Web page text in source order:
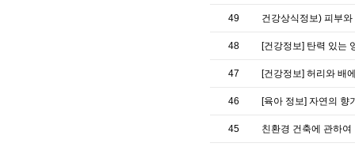
49 건강상식정보) 피부
48 [건강정보] 탄력 있는
47 [건강정보] 허리와 배
46 [육아 정보] 자연의
45 친환경 건축에 관하여